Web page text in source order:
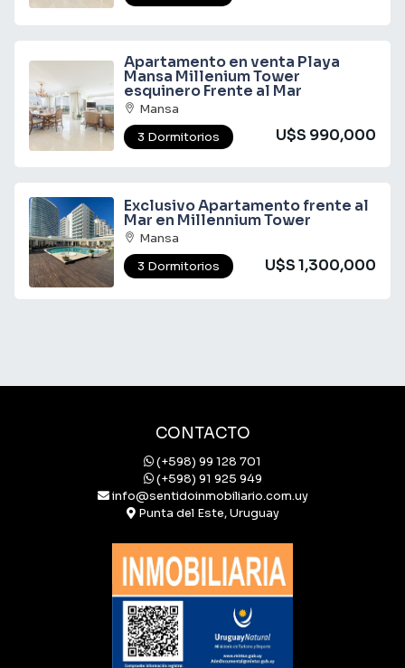
Apartamento en venta Playa
Mansa Millenium Tower
esquinero Frente al Mar
Mansa
3 Dormitorios
U$S 990,000
Exclusivo Apartamento frente al
Mar en Millennium Tower
Mansa
3 Dormitorios
U$S 1,300,000
CONTACTO
(+598) 99 128 701
(+598) 91 925 949
info@sentidoinmobiliario.com.uy
Punta del Este, Uruguay